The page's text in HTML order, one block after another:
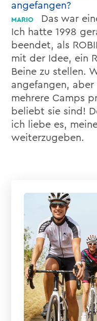
angefangen?
Das war
Ich hatte 1998
beendet, als
mit der Idee, ein
Beine zu stellen.
angefangen,
mehrere Camps
beliebt sie sind!
ich liebe es,
weiterzugeben.